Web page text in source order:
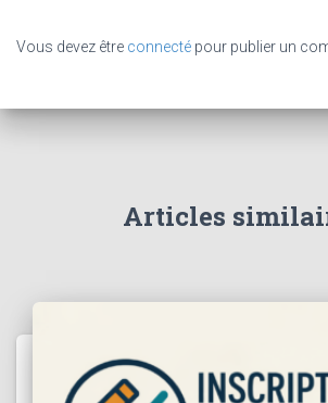
Vous devez être connecté pour publier un
Articles